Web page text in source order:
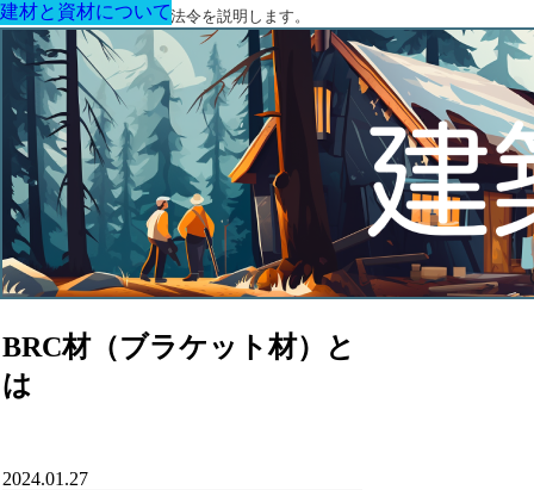
建築に関する用語と関連法令を説明します。
BRC材（ブラケット材）と
は
建材と資材について
2024.01.27
建材と資材について
建材と資材について
建材と資材について
建材と資材について
建材と資材について
建材と資材について